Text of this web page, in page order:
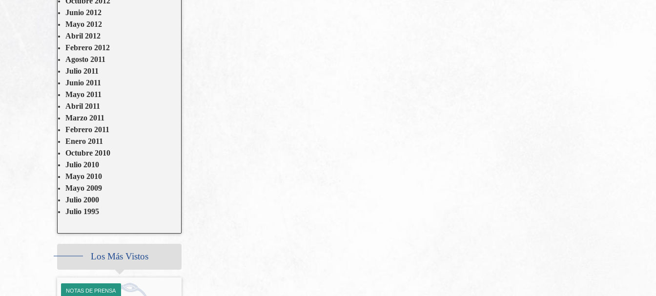
Junio 2012
Mayo 2012
Abril 2012
Febrero 2012
Agosto 2011
Julio 2011
Junio 2011
Mayo 2011
Abril 2011
Marzo 2011
Febrero 2011
Enero 2011
Octubre 2010
Julio 2010
Mayo 2010
Mayo 2009
Julio 2000
Julio 1995
Los Más Vistos
NOTAS DE PRENSA